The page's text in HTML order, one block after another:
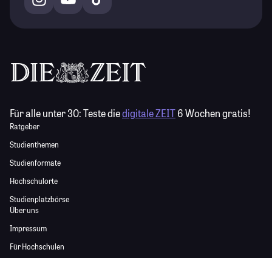
Für alle unter 30:Teste diedigitale ZEIT6 Wochen gratis!
Ratgeber
Studienthemen
Studienformate
Hochschulorte
Studienplatzbörse
Über uns
Impressum
Für Hochschulen